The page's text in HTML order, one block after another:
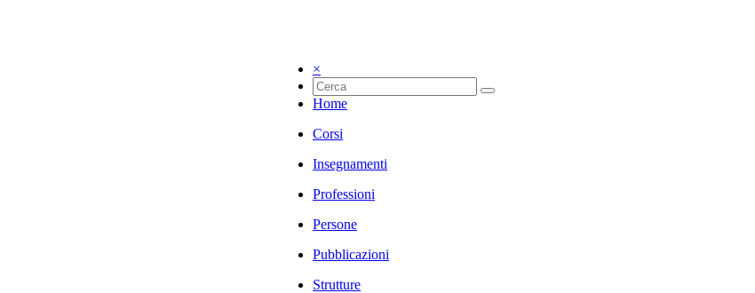
×
Home
Corsi
Insegnamenti
Professioni
Persone
Pubblicazioni
Strutture